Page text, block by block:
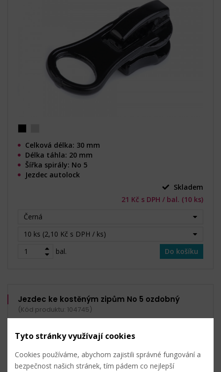
Celková délka: 30 mm
Délka táhla: 20 mm
Šířka spirály: No 5
Jezdec autolock
Skladem
21 Kč s DPH / bal. (10 ks)
Černá
10 ks (2,10 Kč s DPH / ks)
bal.
Do košíku
Jezdec ke kostěným zipům No 5 ozdobný
(Kód produktu: 104745)
Tyto stránky využívají cookies
Cookies používáme, abychom zajistili správné fungování a
bezpečnost našich stránek, tím pádem co nejlepší